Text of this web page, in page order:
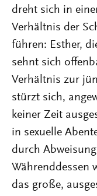
dreht sich in
Verhältnis der
führen: Esther,
sehnt sich
Verhältnis zur
stürzt sich,
keiner Zeit
in sexuelle
durch
Währenddessen
das große,